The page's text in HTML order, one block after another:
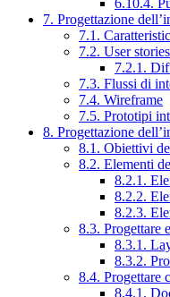
7. Progettazione
7.1.
7.2. User
7.2.1.
7.3. Flussi di
7.4. Wireframe
7.5. Prototipi
8. Progettazione
8.1. Obiettivi
8.2. Elementi
8.2.1.
8.2.2.
8.2.3.
8.3. Progettare
8.3.1.
8.3.2.
8.4. Progettare
8.4.1.